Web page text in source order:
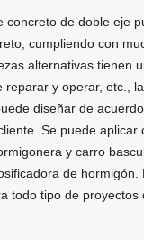
concreto de doble eje
cumpliendo con
alternativas tienen
reparar y operar, etc.,
diseñar de
Se puede aplicar
y carro
de hormigón.
todo tipo de proyectos